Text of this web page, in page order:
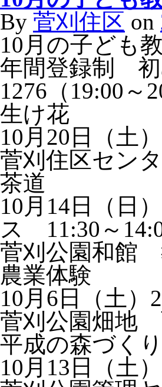
By 菅刈住区 on
10月の子ども
年間登録制 初
1276（19:00
生け花
10月20日（土
菅刈住区セン
茶道
10月14日（日
ス 11:30～
菅刈公園和館
農業体験
10月6日（土
菅刈公園畑地
平成の森づくり
10月13日（土